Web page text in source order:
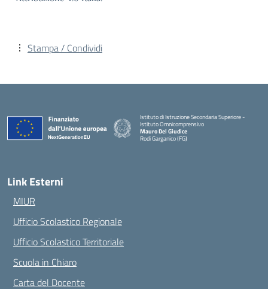
Stampa / Condividi
Istituto di Istruzione Secondaria Superiore -
Istituto Omnicomprensivo
Mauro Del Giudice
Rodi Garganico (FG)
— Visita la pagina iniziale della scuola
Link Esterni
MIUR
Ufficio Scolastico Regionale
Ufficio Scolastico Territoriale
Scuola in Chiaro
Carta del Docente